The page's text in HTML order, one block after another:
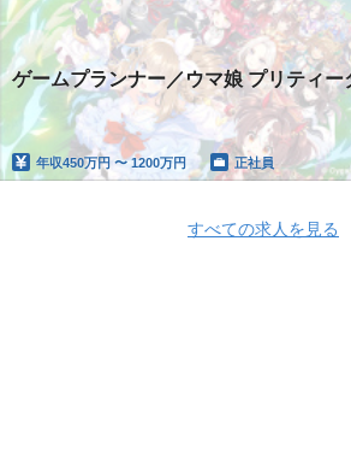
ゲームプランナー／ウマ娘 プリティー
年収450万円 〜 1200万円 正社員
すべての求人を見る